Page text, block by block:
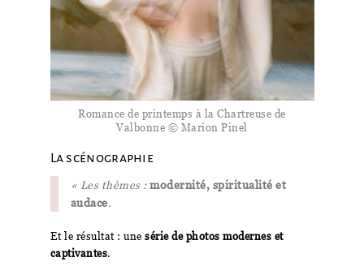
Romance de printemps à la Chartreuse de
Valbonne © Marion Pinel
La scénographie
« Les thèmes :modernité, spiritualité et
audace.
Et le résultat : une série de photos modernes et
captivantes.